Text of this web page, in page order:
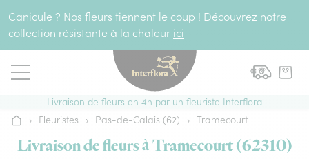
Canicule ? Nos fleurs tiennent le coup ! Découvrez notre
collection résistante à la chaleur ici
Livraison de fleurs en 4h par un fleuriste Interflora
Accueil
› Fleuristes › Pas-de-Calais (62) › Tramecourt
Livraison de fleurs à Tramecourt (62310)